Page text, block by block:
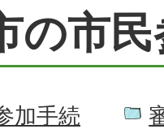
の市
加手続